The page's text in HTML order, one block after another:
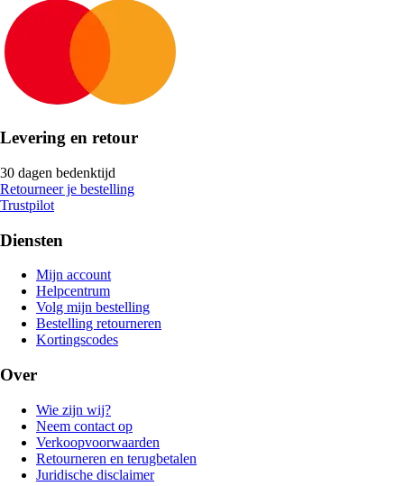
Levering en retour
30 dagen bedenktijd
Retourneer je bestelling
Trustpilot
Diensten
Mijn account
Helpcentrum
Volg mijn bestelling
Bestelling retourneren
Kortingscodes
Over
Wie zijn wij?
Neem contact op
Verkoopvoorwaarden
Retourneren en terugbetalen
Juridische disclaimer